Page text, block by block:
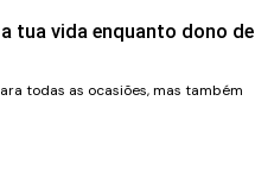
tua vida enquanto dono de
todas as ocasiões, mas também